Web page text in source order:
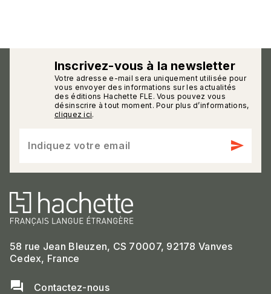
Inscrivez-vous à la newsletter
Votre adresse e-mail sera uniquement utilisée pour
vous envoyer des informations sur les actualités
des éditions Hachette FLE. Vous pouvez vous
désinscrire à tout moment. Pour plus d’informations,
cliquez ici.
Indiquez votre email send
58 rue Jean Bleuzen, CS 70007, 92178 Vanves
Cedex, France
question_answer Contactez-nous